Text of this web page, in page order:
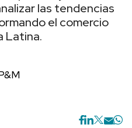
las tendencias
el comercio
Latina.